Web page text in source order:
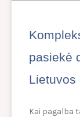
pasiekė
Lietuvos
Kai pagalba